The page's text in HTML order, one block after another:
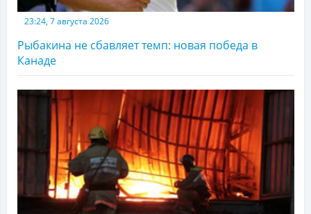
23:24, 7 августа 2026
Рыбакина не сбавляет темп: новая победа в
Канаде